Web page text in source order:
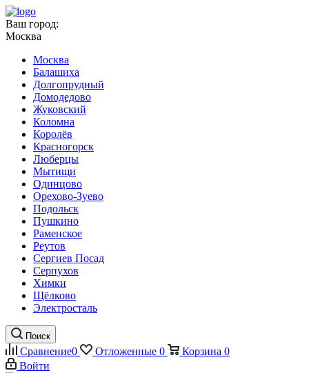
Ваш город:
Москва
Москва
Балашиха
Долгопрудный
Домодедово
Жуковский
Коломна
Королёв
Красногорск
Люберцы
Мытищи
Одинцово
Орехово-Зуево
Подольск
Пушкино
Раменское
Реутов
Сергиев Посад
Серпухов
Химки
Щёлково
Электросталь
Поиск
Сравнение0 Отложенные 0 Корзина 0
Войти